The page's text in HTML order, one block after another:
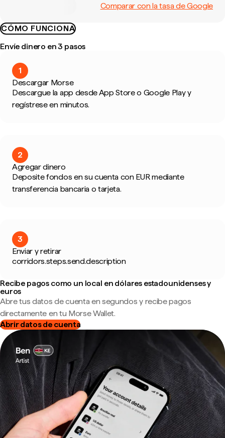
Comparar con la tasa de Google
CÓMO FUNCIONA
Envíe dinero en 3 pasos
1
Descargar Morse
Descargue la app desde App Store o Google Play y
regístrese en minutos.
2
Agregar dinero
Deposite fondos en su cuenta con EUR mediante
transferencia bancaria o tarjeta.
3
Enviar y retirar
corridors.steps.send.description
Recibe pagos como un local en dólares estadounidenses y
euros
Abre tus datos de cuenta en segundos y recibe pagos
directamente en tu Morse Wallet.
Abrir datos de cuenta